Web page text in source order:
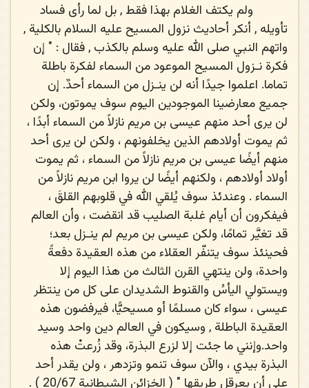
ولم يكتف الغلام بهذا فقط , بل لما رأى فساد
تأويله , أنكر أحاديث نزول المسيح عليه السلام بالكلية ,
واتهم النبي صلى الله عليه وسلم بالكذب , فقال : " إن
فكرة نـزول المسيح الموعود من السماء لفكرة باطلة
تماما. اعلموا جيدًا أنه لن ينـزل من السماء أحدٌ. إن
جميع معارضينا الموجودين اليوم سوف يموتون، ولكن
لن يرى أحد منهم عيسى بن مريم نازلاً من السماء أبدًا ،
ثم يموت أولادهم الذين يخلفونهم ، ولكن لن يرى أحد
منهم أيضًا عيسى بن مريم نازلاً من السماء ، ثم يموت
أولاد أولادهم ، ولكنهم أيضًا لن يروا ابن مريم نازلاً من
السماء . وعندئذ سوف يُلقي الله في قلوبهم القلقَ ،
فيفكرون أن أيام غلبة الصليب قد انقضت ، وأن العالم
قد تغيَّر تمامًا، ولكن عيسى بن مريم لم ينـزل بعد؛
فحينئذ سوف يتنفّر العقلاء من هذه العقيدة دفعةً
واحدة، ولن ينتهي القرن الثالث من هذا اليوم إلا
ويستولي اليأسُ والقنوط الشديدان على كل من ينتظر
عيسى ، سواء كان مسلمًا أو مسيحيًّا، فيرفضون هذه
العقيدة الباطلة , وسيكون في العالم دين واحد وسيد
واحد.وإنني ما جئت إلا لزرع البذرة، وقد زُرعتْ هذه
البذرة بيدي ، والآن سوف تنمو وتزدهر ، ولن يقدر أحد
على أن يعرقل طريقها " ( الخزائن الشيطانية 20/67 ) .